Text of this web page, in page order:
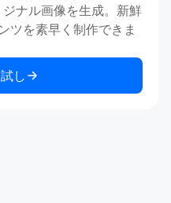
ナル画像を生成。新鮮
ツを素早く制作できま
し